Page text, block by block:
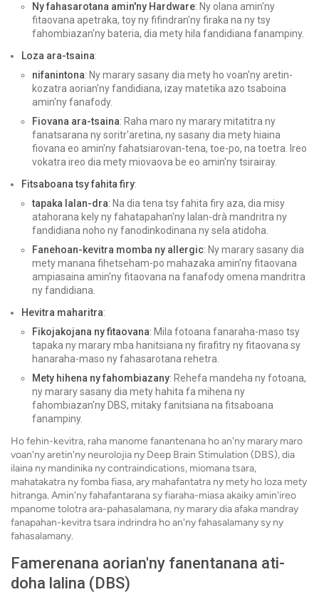
Ny fahasarotana amin'ny Hardware: Ny olana amin'ny
fitaovana apetraka, toy ny fifindran'ny firaka na ny tsy
fahombiazan'ny bateria, dia mety hila fandidiana fanampiny.
Loza ara-tsaina:
nifanintona: Ny marary sasany dia mety ho voan'ny aretin-
kozatra aorian'ny fandidiana, izay matetika azo tsaboina
amin'ny fanafody.
Fiovana ara-tsaina: Raha maro ny marary mitatitra ny
fanatsarana ny soritr'aretina, ny sasany dia mety hiaina
fiovana eo amin'ny fahatsiarovan-tena, toe-po, na toetra. Ireo
vokatra ireo dia mety miovaova be eo amin'ny tsirairay.
Fitsaboana tsy fahita firy:
tapaka lalan-dra: Na dia tena tsy fahita firy aza, dia misy
atahorana kely ny fahatapahan'ny lalan-drà mandritra ny
fandidiana noho ny fanodinkodinana ny sela atidoha.
Fanehoan-kevitra momba ny allergic: Ny marary sasany dia
mety manana fihetseham-po mahazaka amin'ny fitaovana
ampiasaina amin'ny fitaovana na fanafody omena mandritra
ny fandidiana.
Hevitra maharitra:
Fikojakojana ny fitaovana: Mila fotoana fanaraha-maso tsy
tapaka ny marary mba hanitsiana ny firafitry ny fitaovana sy
hanaraha-maso ny fahasarotana rehetra.
Mety hihena ny fahombiazany: Rehefa mandeha ny fotoana,
ny marary sasany dia mety hahita fa mihena ny
fahombiazan'ny DBS, mitaky fanitsiana na fitsaboana
fanampiny.
Ho fehin-kevitra, raha manome fanantenana ho an'ny marary maro
voan'ny aretin'ny neurolojia ny Deep Brain Stimulation (DBS), dia
ilaina ny mandinika ny contraindications, miomana tsara,
mahatakatra ny fomba fiasa, ary mahafantatra ny mety ho loza mety
hitranga. Amin'ny fahafantarana sy fiaraha-miasa akaiky amin'ireo
mpanome tolotra ara-pahasalamana, ny marary dia afaka mandray
fanapahan-kevitra tsara indrindra ho an'ny fahasalamany sy ny
fahasalamany.
Famerenana aorian'ny fanentanana ati-
doha lalina (DBS)